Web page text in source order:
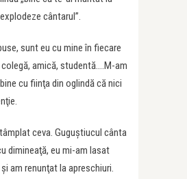
cântarul”.
sunt eu cu mine în fiecare
amică, studentă….M-am
cu fiinţa din oglindă că nici
ceva. Guguştiucul cânta
dimineaţă, eu mi-am lasat
am renunţat la apreschiuri.